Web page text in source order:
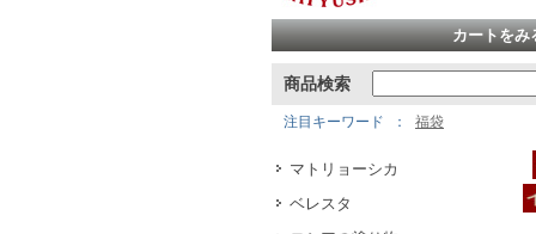
カートをみ
商品検索
注目キーワード 福袋
マトリョーシカ
ベレスタ